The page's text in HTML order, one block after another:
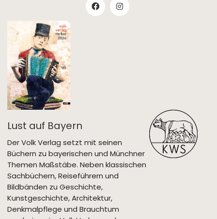
Lust auf Bayern
Der Volk Verlag setzt mit seinen
Büchern zu bayerischen und Münchner
Themen Maßstäbe. Neben klassischen
Sachbüchern, Reiseführern und
Bildbänden zu Geschichte,
Kunstgeschichte, Architektur,
Denkmalpflege und Brauchtum